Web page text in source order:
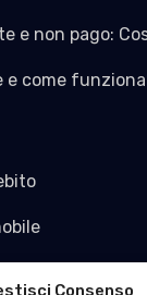
Consenso
e non pago:
e come